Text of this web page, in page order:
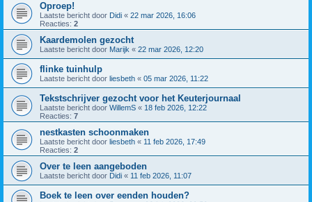
Oproep!
Laatste bericht door Didi « 22 mar 2026, 16:06
Reacties: 2
Kaardemolen gezocht
Laatste bericht door Marijk « 22 mar 2026, 12:20
flinke tuinhulp
Laatste bericht door liesbeth « 05 mar 2026, 11:22
Tekstschrijver gezocht voor het Keuterjournaal
Laatste bericht door WillemS « 18 feb 2026, 12:22
Reacties: 7
nestkasten schoonmaken
Laatste bericht door liesbeth « 11 feb 2026, 17:49
Reacties: 2
Over te leen aangeboden
Laatste bericht door Didi « 11 feb 2026, 11:07
Boek te leen over eenden houden?